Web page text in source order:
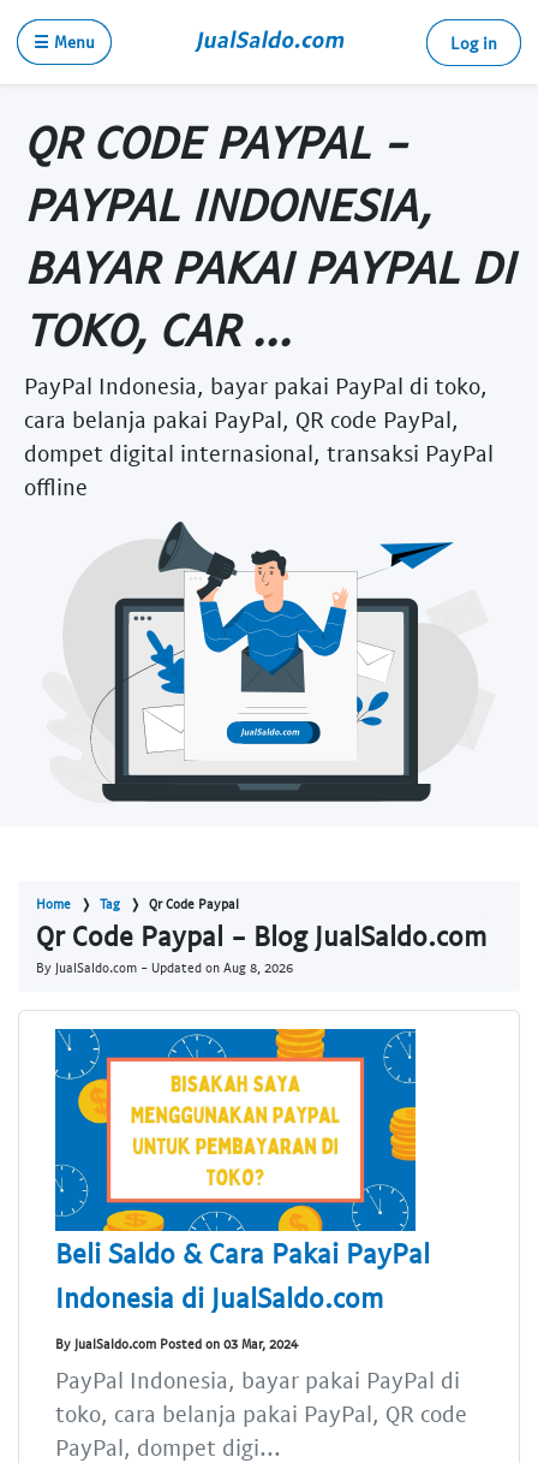
☰ Menu Log in
QR CODE PAYPAL -
PAYPAL INDONESIA,
BAYAR PAKAI PAYPAL DI
TOKO, CAR ...
PayPal Indonesia, bayar pakai PayPal di toko,
cara belanja pakai PayPal, QR code PayPal,
dompet digital internasional, transaksi PayPal
offline
Home Tag Qr Code Paypal
Qr Code Paypal - Blog JualSaldo.com
By JualSaldo.com - Updated on Aug 8, 2026
Beli Saldo & Cara Pakai PayPal
Indonesia di JualSaldo.com
By JualSaldo.com Posted on 03 Mar, 2024
PayPal Indonesia, bayar pakai PayPal di
toko, cara belanja pakai PayPal, QR code
PayPal, dompet digi...